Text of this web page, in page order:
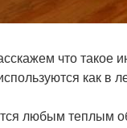
что такое
как в
любым теплым